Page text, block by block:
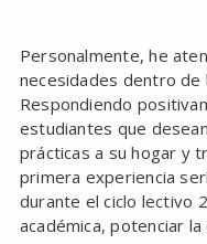
Personalmente, he
necesidades dentro de
Respondiendo
estudiantes que
prácticas a su hogar y
primera experiencia
durante el ciclo lectivo
académica, potenciar